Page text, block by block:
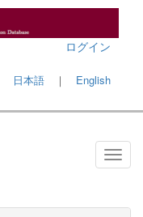
ログイン
日本語 ｜ English